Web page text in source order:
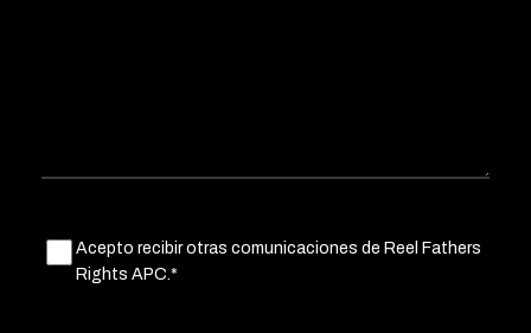
Untitled(Obligatorio)
Acepto recibir otras comunicaciones de Reel Fathers
Rights APC.*